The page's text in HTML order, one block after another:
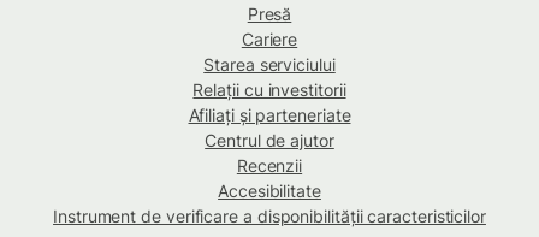
Presă
Cariere
Starea serviciului
Relații cu investitorii
Afiliați și parteneriate
Centrul de ajutor
Recenzii
Accesibilitate
Instrument de verificare a disponibilității caracteristicilor